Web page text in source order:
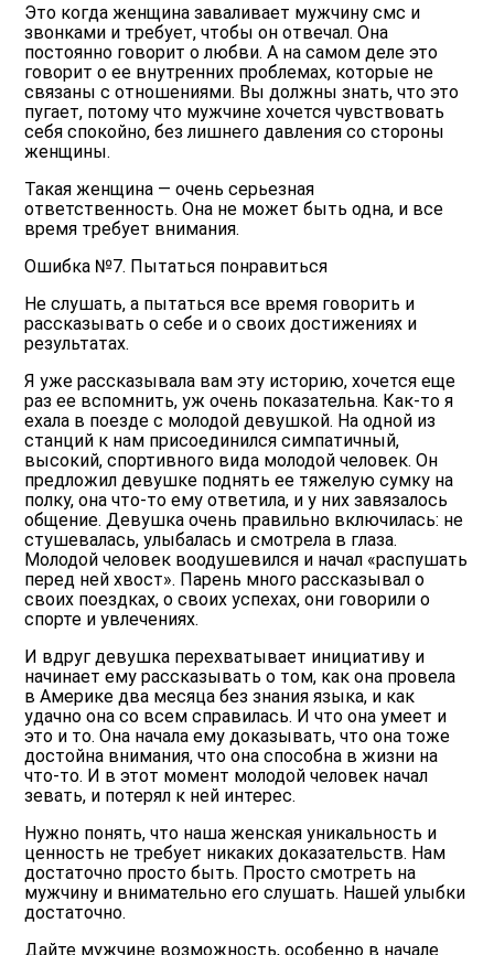
Это когда женщина заваливает мужчину смс и
звонками и требует, чтобы он отвечал. Она
постоянно говорит о любви. А на самом деле это
говорит о ее внутренних проблемах, которые не
связаны с отношениями. Вы должны знать, что это
пугает, потому что мужчине хочется чувствовать
себя спокойно, без лишнего давления со стороны
женщины.
Такая женщина — очень серьезная
ответственность. Она не может быть одна, и все
время требует внимания.
Ошибка №7. Пытаться понравиться
Не слушать, а пытаться все время говорить и
рассказывать о себе и о своих достижениях и
результатах.
Я уже рассказывала вам эту историю, хочется еще
раз ее вспомнить, уж очень показательна. Как-то я
ехала в поезде с молодой девушкой. На одной из
станций к нам присоединился симпатичный,
высокий, спортивного вида молодой человек. Он
предложил девушке поднять ее тяжелую сумку на
полку, она что-то ему ответила, и у них завязалось
общение. Девушка очень правильно включилась: не
стушевалась, улыбалась и смотрела в глаза.
Молодой человек воодушевился и начал «распушать
перед ней хвост». Парень много рассказывал о
своих поездках, о своих успехах, они говорили о
спорте и увлечениях.
И вдруг девушка перехватывает инициативу и
начинает ему рассказывать о том, как она провела
в Америке два месяца без знания языка, и как
удачно она со всем справилась. И что она умеет и
это и то. Она начала ему доказывать, что она тоже
достойна внимания, что она способна в жизни на
что-то. И в этот момент молодой человек начал
зевать, и потерял к ней интерес.
Нужно понять, что наша женская уникальность и
ценность не требует никаких доказательств. Нам
достаточно просто быть. Просто смотреть на
мужчину и внимательно его слушать. Нашей улыбки
достаточно.
Дайте мужчине возможность, особенно в начале